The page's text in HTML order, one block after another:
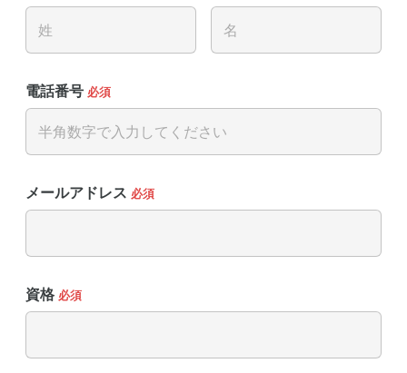
電話番号 必須
メールアドレス 必須
資格 必須